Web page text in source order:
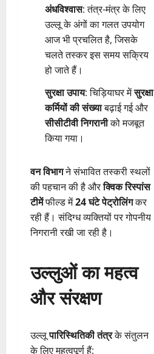
अंधविश्वास: तंत्र-मंत्र के लिए
उल्लू के अंगों का गलत उपयोग
आज भी प्रचलित है, जिसके
चलते तस्कर इस समय सक्रिय
हो जाते हैं।
सुरक्षा उपाय: चिड़ियाघर मेंसुरक्षा
कर्मियों की संख्याबढ़ाई गई और
सीसीटीवी निगरानीको मजबूत
किया गया।
वन विभागने संभावित तस्करी स्थलों
की पहचान की है औरक्विक रिस्पांस
टीमेंफील्ड में24 घंटे पेट्रोलिंगकर
रही हैं। संदिग्ध व्यक्तियों पर गोपनीय
निगरानी रखी जा रही है।
उल्लुओं का महत्व
और संरक्षण
उल्लूपारिस्थितिकी तंत्रके संतुलन
के लिए महत्वपूर्ण हैं: